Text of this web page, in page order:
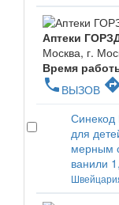
Аптеки
Москва, г.
Время
phone ВЫЗОВ
Синекод
для
мерным
ванили